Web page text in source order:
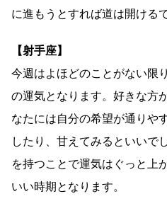
に進もうとすれば道は開ける
【射手座】
今週はよほどのことがない限
の運気となります。好きな方
なたには自分の希望が通りや
したり、甘えてみるといいで
を持つことで運気はぐっと上
いい時期となります。